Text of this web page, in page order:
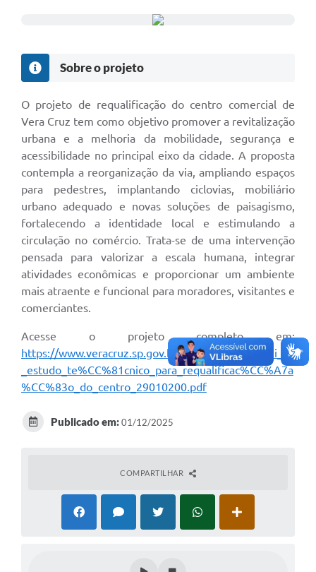
Sobre o projeto
O projeto de requalificação do centro comercial de
Vera Cruz tem como objetivo promover a revitalização
urbana e a melhoria da mobilidade, segurança e
acessibilidade no principal eixo da cidade. A proposta
contempla a reorganização da via, ampliando espaços
para pedestres, implantando ciclovias, mobiliário
urbano adequado e novas soluções de paisagismo,
fortalecendo a identidade local e estimulando a
circulação no comércio. Trata-se de uma intervenção
pensada para valorizar a escala humana, integrar
atividades econômicas e proporcionar um ambiente
mais atraente e funcional para moradores, visitantes e
comerciantes.
Acesse o projeto completo em:
https://www.veracruz.sp.gov.br/arquivos/anexo_viii_-
_estudo_te%CC%81cnico_para_requalificac%CC%A7a
%CC%83o_do_centro_29010200.pdf
Publicado em:01/12/2025
COMPARTILHAR